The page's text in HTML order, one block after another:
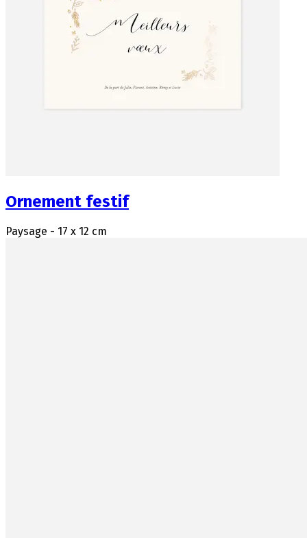
Ornement festif
Paysage - 17 x 12 cm